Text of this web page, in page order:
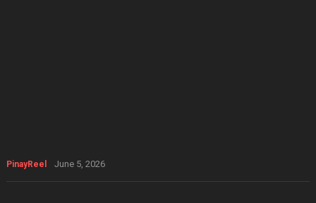
PinayReel June 5, 2026